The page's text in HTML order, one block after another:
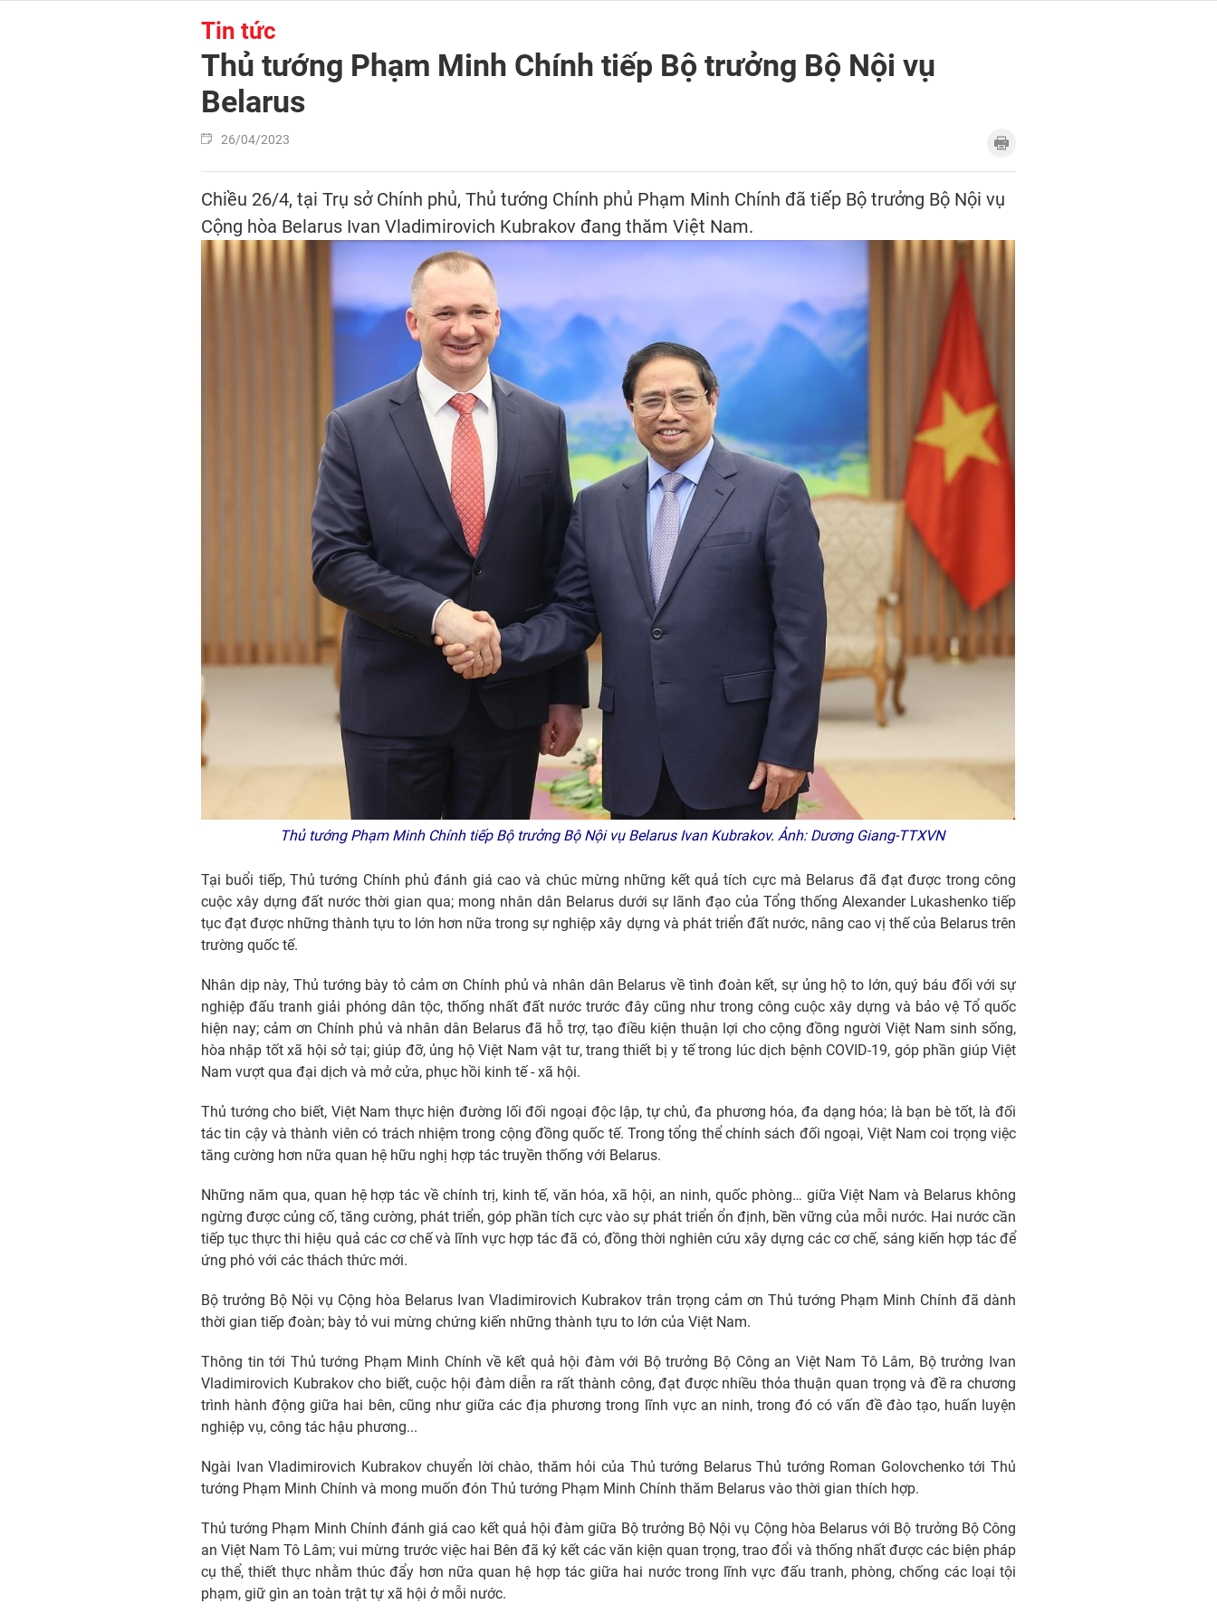
Tin tức
Thủ tướng Phạm Minh Chính tiếp Bộ trưởng Bộ Nội vụ
Belarus
26/04/2023
Chiều 26/4, tại Trụ sở Chính phủ, Thủ tướng Chính phủ Phạm Minh Chính đã tiếp Bộ trưởng Bộ Nội vụ
Cộng hòa Belarus Ivan Vladimirovich Kubrakov đang thăm Việt Nam.
Thủ tướng Phạm Minh Chính tiếp Bộ trưởng Bộ Nội vụ Belarus Ivan Kubrakov. Ảnh: Dương Giang-TTXVN
Tại buổi tiếp, Thủ tướng Chính phủ đánh giá cao và chúc mừng những kết quả tích cực mà Belarus đã đạt được trong công
cuộc xây dựng đất nước thời gian qua; mong nhân dân Belarus dưới sự lãnh đạo của Tổng thống Alexander Lukashenko tiếp
tục đạt được những thành tựu to lớn hơn nữa trong sự nghiệp xây dựng và phát triển đất nước, nâng cao vị thế của Belarus trên
trường quốc tế.
Nhân dịp này, Thủ tướng bày tỏ cảm ơn Chính phủ và nhân dân Belarus về tình đoàn kết, sự ủng hộ to lớn, quý báu đối với sự
nghiệp đấu tranh giải phóng dân tộc, thống nhất đất nước trước đây cũng như trong công cuộc xây dựng và bảo vệ Tổ quốc
hiện nay; cảm ơn Chính phủ và nhân dân Belarus đã hỗ trợ, tạo điều kiện thuận lợi cho cộng đồng người Việt Nam sinh sống,
hòa nhập tốt xã hội sở tại; giúp đỡ, ủng hộ Việt Nam vật tư, trang thiết bị y tế trong lúc dịch bệnh COVID-19, góp phần giúp Việt
Nam vượt qua đại dịch và mở cửa, phục hồi kinh tế - xã hội.
Thủ tướng cho biết, Việt Nam thực hiện đường lối đối ngoại độc lập, tự chủ, đa phương hóa, đa dạng hóa; là bạn bè tốt, là đối
tác tin cậy và thành viên có trách nhiệm trong cộng đồng quốc tế. Trong tổng thể chính sách đối ngoại, Việt Nam coi trọng việc
tăng cường hơn nữa quan hệ hữu nghị hợp tác truyền thống với Belarus.
Những năm qua, quan hệ hợp tác về chính trị, kinh tế, văn hóa, xã hội, an ninh, quốc phòng… giữa Việt Nam và Belarus không
ngừng được củng cố, tăng cường, phát triển, góp phần tích cực vào sự phát triển ổn định, bền vững của mỗi nước. Hai nước cần
tiếp tục thực thi hiệu quả các cơ chế và lĩnh vực hợp tác đã có, đồng thời nghiên cứu xây dựng các cơ chế, sáng kiến hợp tác để
ứng phó với các thách thức mới.
Bộ trưởng Bộ Nội vụ Cộng hòa Belarus Ivan Vladimirovich Kubrakov trân trọng cảm ơn Thủ tướng Phạm Minh Chính đã dành
thời gian tiếp đoàn; bày tỏ vui mừng chứng kiến những thành tựu to lớn của Việt Nam.
Thông tin tới Thủ tướng Phạm Minh Chính về kết quả hội đàm với Bộ trưởng Bộ Công an Việt Nam Tô Lâm, Bộ trưởng Ivan
Vladimirovich Kubrakov cho biết, cuộc hội đàm diễn ra rất thành công, đạt được nhiều thỏa thuận quan trọng và đề ra chương
trình hành động giữa hai bên, cũng như giữa các địa phương trong lĩnh vực an ninh, trong đó có vấn đề đào tạo, huấn luyện
nghiệp vụ, công tác hậu phương...
Ngài Ivan Vladimirovich Kubrakov chuyển lời chào, thăm hỏi của Thủ tướng Belarus Thủ tướng Roman Golovchenko tới Thủ
tướng Phạm Minh Chính và mong muốn đón Thủ tướng Phạm Minh Chính thăm Belarus vào thời gian thích hợp.
Thủ tướng Phạm Minh Chính đánh giá cao kết quả hội đàm giữa Bộ trưởng Bộ Nội vụ Cộng hòa Belarus với Bộ trưởng Bộ Công
an Việt Nam Tô Lâm; vui mừng trước việc hai Bên đã ký kết các văn kiện quan trọng, trao đổi và thống nhất được các biện pháp
cụ thể, thiết thực nhằm thúc đẩy hơn nữa quan hệ hợp tác giữa hai nước trong lĩnh vực đấu tranh, phòng, chống các loại tội
phạm, giữ gìn an toàn trật tự xã hội ở mỗi nước.